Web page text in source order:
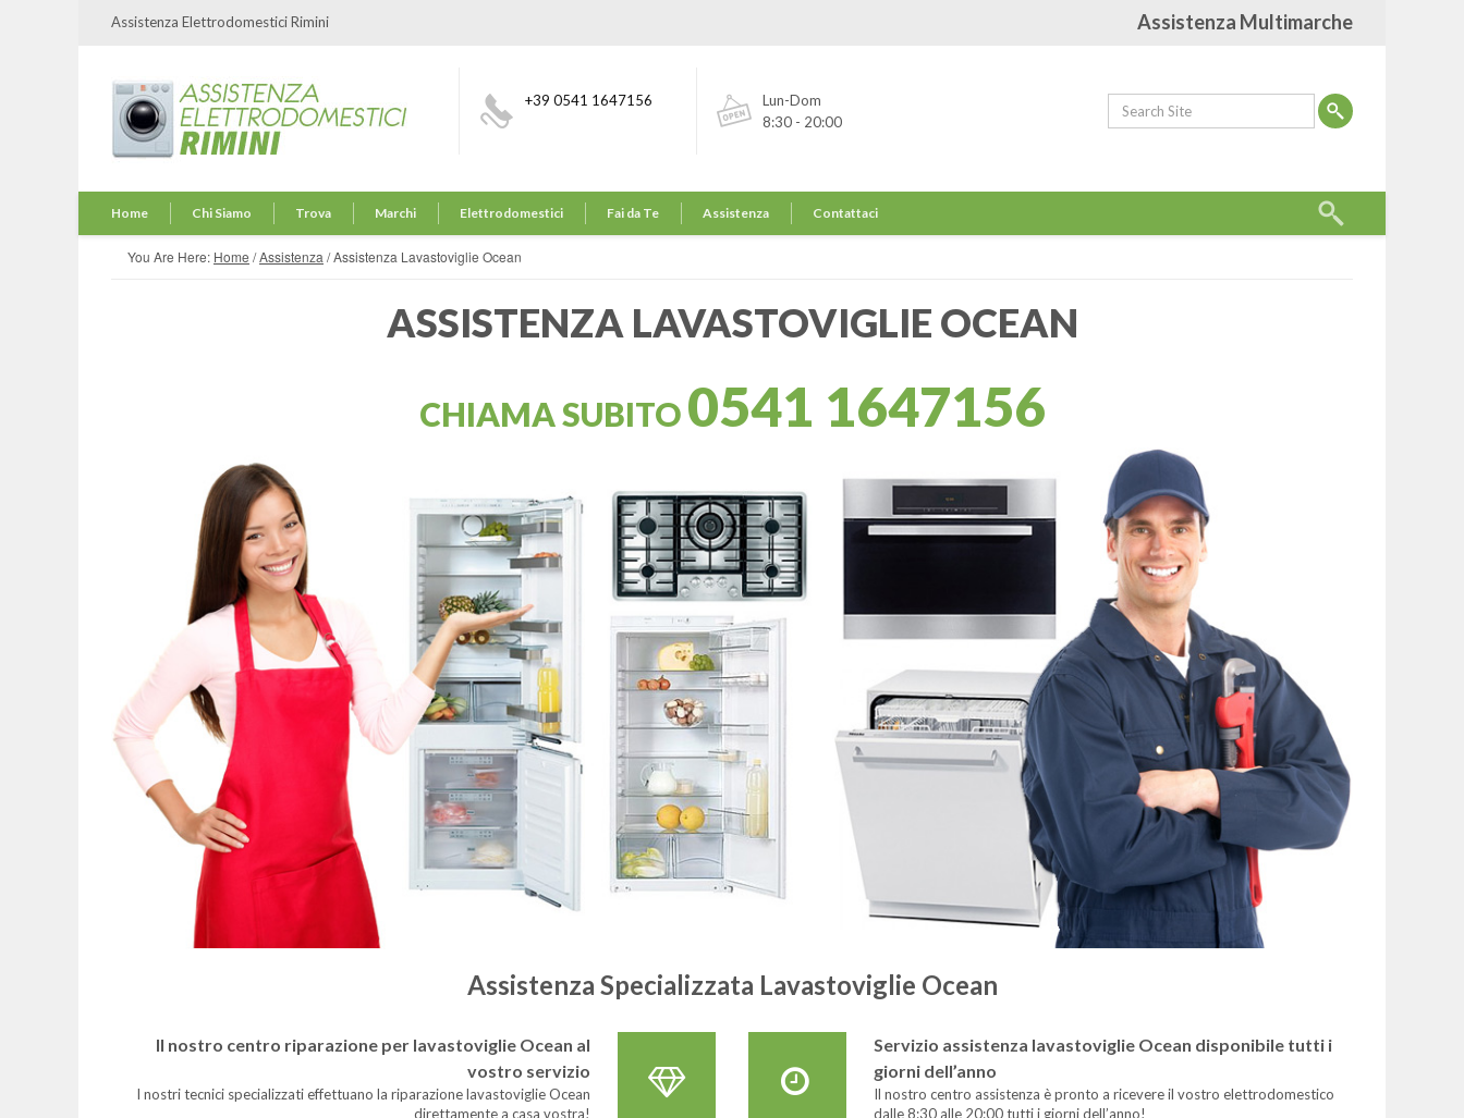
Assistenza Elettrodomestici Rimini Assistenza Multimarche
+39 0541 1647156
Lun-Dom
8:30 - 20:00
Home Chi Siamo Trova Marchi Elettrodomestici Fai da Te Assistenza Contattaci
You Are Here: Home /Assistenza /Assistenza Lavastoviglie Ocean
ASSISTENZA LAVASTOVIGLIE OCEAN
CHIAMA SUBITO0541 1647156
Assistenza Specializzata Lavastoviglie Ocean
Il nostro centro riparazione per lavastoviglie Ocean al
vostro servizio
I nostri tecnici specializzati effettuano la riparazione lavastoviglie Ocean
direttamente a casa vostra!
Servizio assistenza lavastoviglie Ocean disponibile tutti i
giorni dell’anno
Il nostro centro assistenza è pronto a ricevere il vostro elettrodomestico
dalle 8:30 alle 20:00 tutti i giorni dell’anno!